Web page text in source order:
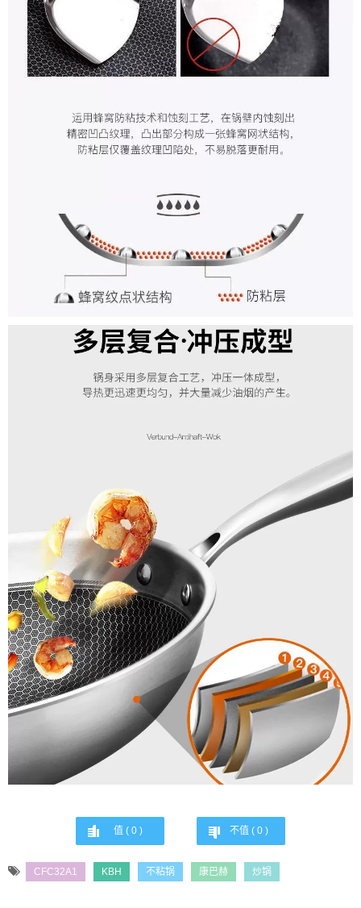
值 ( 0 ) 不值 ( 0 )
CFC32A1 KBH 不粘锅 康巴赫 炒锅